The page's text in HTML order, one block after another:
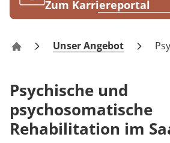
Karriere
Zum Karriereportal
Klinik Münchwies
Unser Angebot
Psychische und
psychosomatische
Rehabilitation im